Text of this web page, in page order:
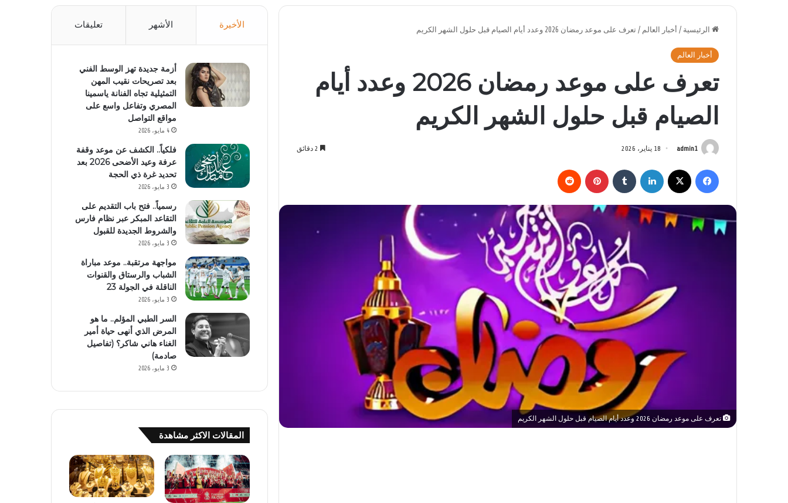
الرئيسية / أخبار العالم / تعرف على موعد رمضان 2026 وعدد أيام الصيام قبل حلول الشهر الكريم
أخبار العالم
تعرف على موعد رمضان 2026 وعدد أيام
الصيام قبل حلول الشهر الكريم
admin1 18 يناير، 2026
فيسبوك لينكدإن بينتيريست
تعرف على موعد رمضان 2026 وعدد أيام الصيام قبل حلول الشهر الكريم
الأخيرة الأشهر تعليقات
أزمة جديدة تهز الوسط الفني
بعد تصريحات نقيب المهن
التمثيلية تجاه الفنانة ياسمينا
المصري وتفاعل واسع على
مواقع التواصل
4 مايو، 2026
فلكياً.. الكشف عن موعد وقفة
عرفة وعيد الأضحى 2026 بعد
تحديد غرة ذي الحجة
3 مايو، 2026
رسمياً.. فتح باب التقديم على
التقاعد المبكر عبر نظام فارس
والشروط الجديدة للقبول
3 مايو، 2026
مواجهة مرتقبة.. موعد مباراة
الشباب والرستاق والقنوات
الناقلة في الجولة 23
3 مايو، 2026
السر الطبي المؤلم.. ما هو
المرض الذي أنهى حياة أمير
الغناء هاني شاكر؟ (تفاصيل
صادمة)
3 مايو، 2026
المقالات الاكثر مشاهدة